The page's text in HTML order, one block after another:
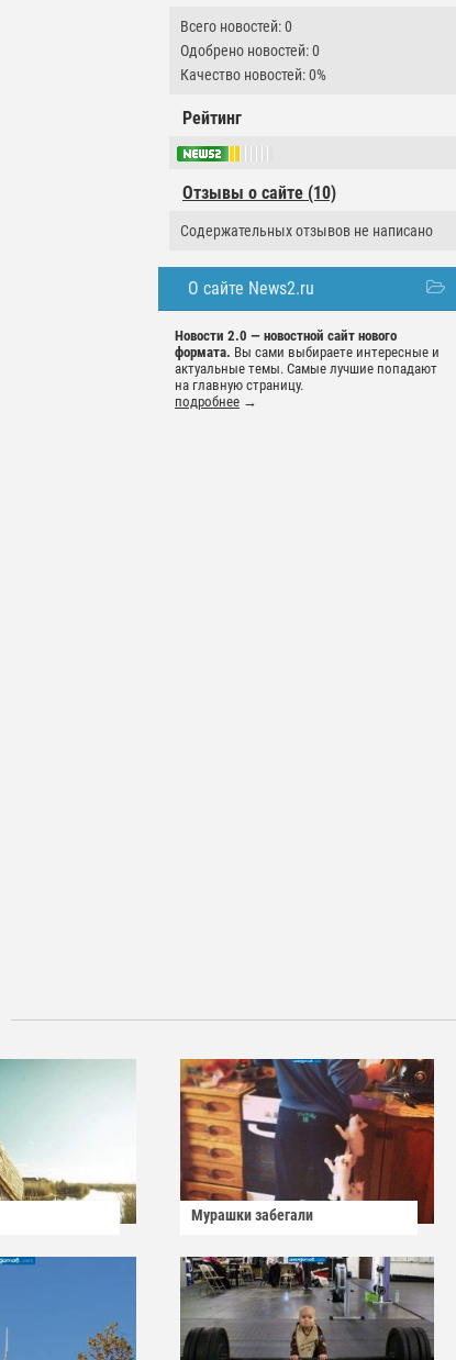
Всего новостей: 0
Одобрено новостей: 0
Качество новостей: 0%
Рейтинг
Отзывы о сайте (10)
Содержательных отзывов не написано
О сайте News2.ru
Новости 2.0 — новостной сайт нового
формата. Вы сами выбираете интересные и
актуальные темы. Самые лучшие попадают
на главную страницу.
подробнее →
Мурашки забегали